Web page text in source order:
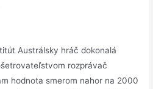
Austrálsky hráč dokonalá
rozprávač
hodnota smerom nahor na 2000